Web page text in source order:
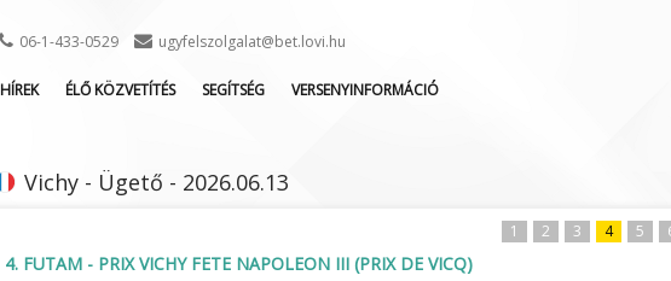
06-1-433-0529 ugyfelszolgalat@bet.lovi.hu
HÍREK ÉLŐ KÖZVETÍTÉS
SEGÍTSÉG
SEGÉDLET
GYAKORI KÉRDÉSEK
VERSENYINFORMÁCIÓ
Vichy - Ügető - 2026.06.13
1 2 3 4 5
4. FUTAM - PRIX VICHY FETE NAPOLEON III (PRIX DE VICQ)